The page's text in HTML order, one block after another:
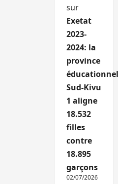
sur
Exetat
2023-
2024: la
province
Sud-Kivu
1 aligne
18.532
filles
contre
18.895
garçons
02/07/2026